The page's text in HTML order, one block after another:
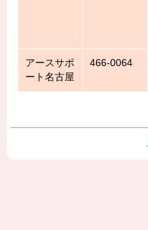
アースサポ
ート名古屋
466-0064